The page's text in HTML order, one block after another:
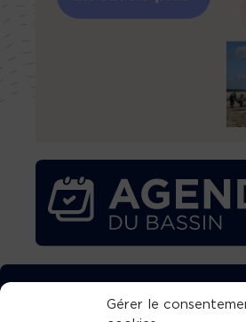
Gérer le
TÉLÉCHARGEZ